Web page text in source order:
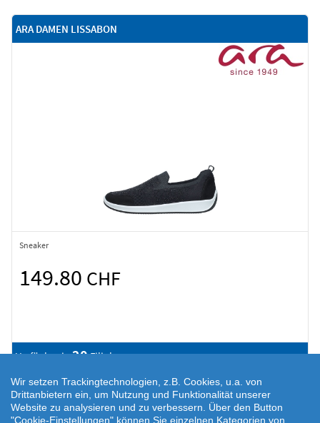
ARA DAMEN LISSABON
Sneaker
149.80 CHF
Verfügbar in20Filialen
Wir setzen Trackingtechnologien, z.B. Cookies, u.a. von
Drittanbietern ein, um Nutzung und Funktionalität unserer
Website zu analysieren und zu verbessern. Über den Button
"Cookie-Einstellungen" können Sie einzelnen Kategorien von